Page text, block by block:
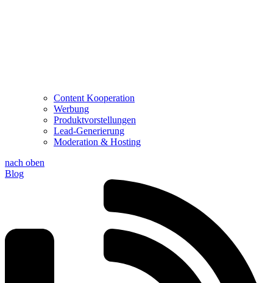
Content Kooperation
Werbung
Produktvorstellungen
Lead-Generierung
Moderation & Hosting
nach oben
Blog